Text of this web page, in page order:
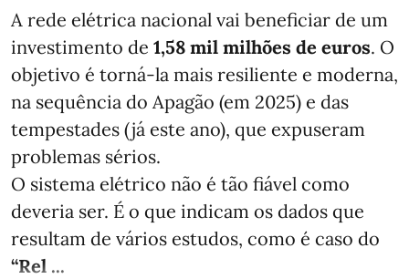
A rede elétrica nacional vai beneficiar de um
investimento de 1,58 mil milhões de euros. O
objetivo é torná-la mais resiliente e moderna,
na sequência do Apagão (em 2025) e das
tempestades (já este ano), que expuseram
problemas sérios.
O sistema elétrico não é tão fiável como
deveria ser. É o que indicam os dados que
resultam de vários estudos, como é caso do
“Rel ...